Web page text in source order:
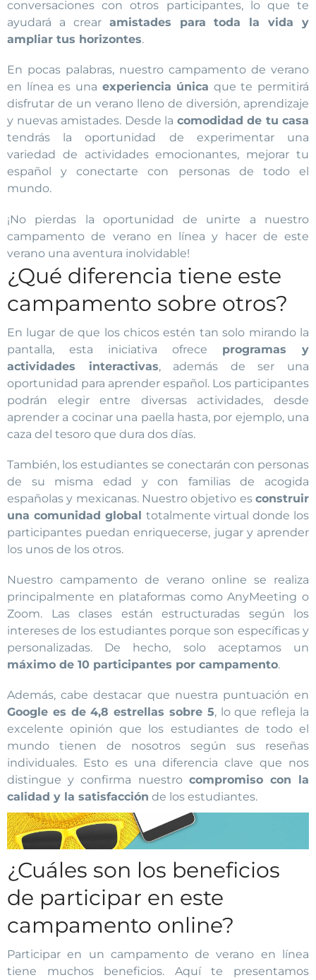
conversaciones con otros participantes, lo que te
ayudará a crear amistades para toda la vida y
ampliar tus horizontes.
En pocas palabras, nuestro campamento de verano
en línea es una experiencia única que te permitirá
disfrutar de un verano lleno de diversión, aprendizaje
y nuevas amistades. Desde la comodidad de tu casa
tendrás la oportunidad de experimentar una
variedad de actividades emocionantes, mejorar tu
español y conectarte con personas de todo el
mundo.
¡No pierdas la oportunidad de unirte a nuestro
campamento de verano en línea y hacer de este
verano una aventura inolvidable!
¿Qué diferencia tiene este
campamento sobre otros?
En lugar de que los chicos estén tan solo mirando la
pantalla, esta iniciativa ofrece programas y
actividades interactivas, además de ser una
oportunidad para aprender español. Los participantes
podrán elegir entre diversas actividades, desde
aprender a cocinar una paella hasta, por ejemplo, una
caza del tesoro que dura dos días.
También, los estudiantes se conectarán con personas
de su misma edad y con familias de acogida
españolas y mexicanas. Nuestro objetivo es construir
una comunidad global totalmente virtual donde los
participantes puedan enriquecerse, jugar y aprender
los unos de los otros.
Nuestro campamento de verano online se realiza
principalmente en plataformas como AnyMeeting o
Zoom. Las clases están estructuradas según los
intereses de los estudiantes porque son específicas y
personalizadas. De hecho, solo aceptamos un
máximo de 10 participantes por campamento.
Además, cabe destacar que nuestra puntuación en
Google es de 4,8 estrellas sobre 5, lo que refleja la
excelente opinión que los estudiantes de todo el
mundo tienen de nosotros según sus reseñas
individuales. Esto es una diferencia clave que nos
distingue y confirma nuestro compromiso con la
calidad y la satisfacción de los estudiantes.
¿Cuáles son los beneficios
de participar en este
campamento online?
Participar en un campamento de verano en línea
tiene muchos beneficios. Aquí te presentamos